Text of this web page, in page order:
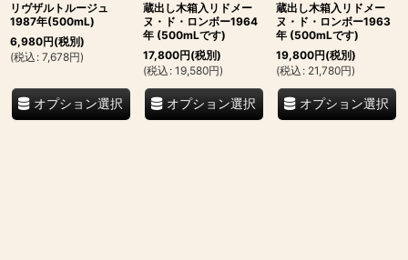
リヴザルトルージュ
1987年(500mL)
6,980円(税別)
(税込 : 7,678円)
オプション選択
蔵出し木箱入リドメー
ヌ・ド・ロンボー1964
年 (500mLです)
17,800円(税別)
(税込 : 19,580円)
オプション選択
蔵出し木箱入リドメー
ヌ・ド・ロンボー1963
年 (500mLです)
19,800円(税別)
(税込 : 21,780円)
オプション選択